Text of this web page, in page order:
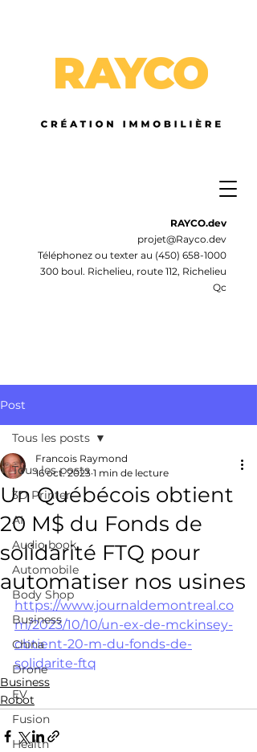
RAYCO.dev
projet@Rayco.dev
Téléphonez ou texter au (450) 658-1000
300 boul. Richelieu, route 112, Richelieu
Qc
Post
Tous les posts
3D Printer
AI
Audio book
Automobile
Body Shop
Business
China
Drone
EV
Fusion
Health
Tous les posts
Un Québécois obtient
20 M$ du Fonds de
solidarité FTQ pour
automatiser nos usines
Francois Raymond
16 oct. 2023 1 min de lecture
https://www.journaldemontreal.co
m/2023/10/10/un-ex-de-mckinsey-
obtient-20-m-du-fonds-de-
solidarite-ftq
Business
Robot